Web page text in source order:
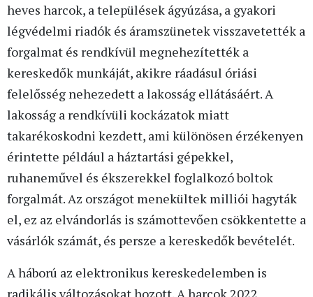
heves harcok, a települések ágyúzása, a gyakori
légvédelmi riadók és áramszünetek visszavetették a
forgalmat és rendkívül megnehezítették a
kereskedők munkáját, akikre ráadásul óriási
felelősség nehezedett a lakosság ellátásáért. A
lakosság a rendkívüli kockázatok miatt
takarékoskodni kezdett, ami különösen érzékenyen
érintette például a háztartási gépekkel,
ruhaneművel és ékszerekkel foglalkozó boltok
forgalmát. Az országot menekültek milliói hagyták
el, ez az elvándorlás is számottevően csökkentette a
vásárlók számát, és persze a kereskedők bevételét.
A háború az elektronikus kereskedelemben is
radikális változásokat hozott. A harcok 2022